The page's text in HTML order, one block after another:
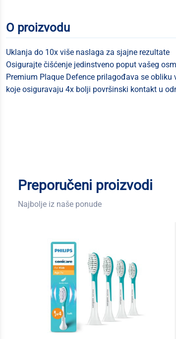
O proizvodu
Uklanja do 10x više naslaga za sjajne rezultate
Osigurajte čišćenje jedinstveno poput vašeg
Premium Plaque Defence prilagođava se
koje osiguravaju 4x bolji površinski kontakt u
Preporučeni proizvodi
Najbolje iz naše ponude